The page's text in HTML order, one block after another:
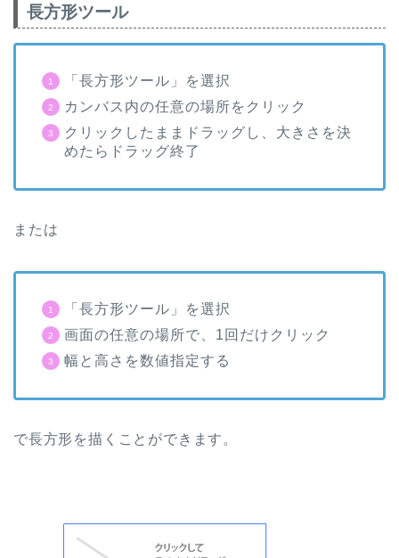
長方形ツール
「長方形ツール」を選択
カンバス内の任意の場所をクリック
クリックしたままドラッグし、大きさを決
めたらドラッグ終了
または
「長方形ツール」を選択
画面の任意の場所で、 1 回だけクリック
幅と高さを数値指定する
で長方形を描くことができます。